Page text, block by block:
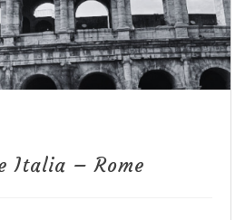
Italia – Rome